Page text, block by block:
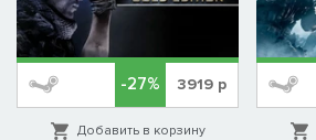
-27% 3919 р
Добавить в корзину